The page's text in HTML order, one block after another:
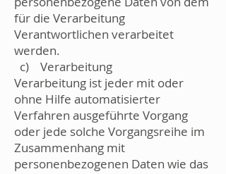
für die Verarbeitung
Verantwortlichen verarbeitet
werden.
c) Verarbeitung
Verarbeitung ist jeder mit oder
ohne Hilfe automatisierter
Verfahren ausgeführte Vorgang
oder jede solche Vorgangsreihe im
Zusammenhang mit
personenbezogenen Daten wie das